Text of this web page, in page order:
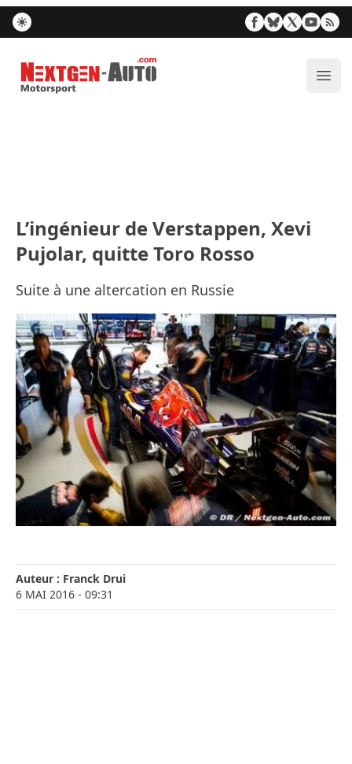
Nextgen-Auto.com
L’ingénieur de Verstappen, Xevi
Pujolar, quitte Toro Rosso
Suite à une altercation en Russie
Auteur : Franck Drui
6 MAI 2016 - 09:31